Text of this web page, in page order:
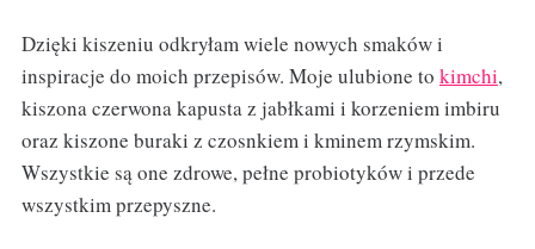
Dzięki kiszeniu odkryłam wiele nowych smaków i
inspiracje do moich przepisów. Moje ulubione to kimchi,
kiszona czerwona kapusta z jabłkami i korzeniem imbiru
oraz kiszone buraki z czosnkiem i kminem rzymskim.
Wszystkie są one zdrowe, pełne probiotyków i przede
wszystkim przepyszne.